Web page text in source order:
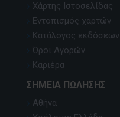
Χάρτης Ιστοσελίδας
Εντοπισμός χαρτών
Κατάλογος εκδόσεων
Όροι Αγορών
Καριέρα
ΣΗΜΕΊΑ ΠΏΛΗΣΗΣ
Αθήνα